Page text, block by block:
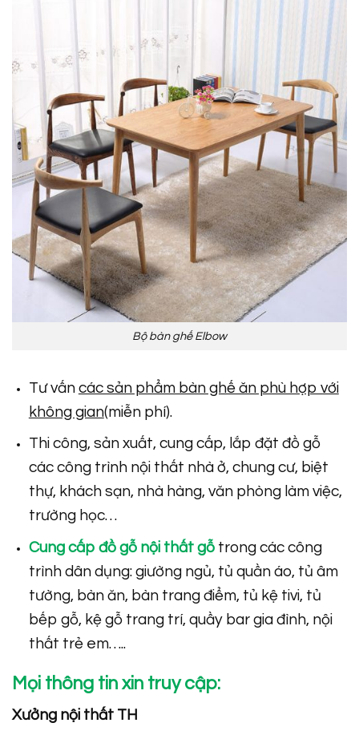
Bộ bàn ghế Elbow
Tư vấn các sản phẩm bàn ghế ăn phù hợp với
không gian(miễn phí).
Thi công, sản xuất, cung cấp, lắp đặt đồ gỗ
các công trình nội thất nhà ở, chung cư, biệt
thự, khách sạn, nhà hàng, văn phòng làm việc,
trường học…
Cung cấp đồ gỗ nội thất gỗtrong các công
trình dân dụng: giường ngủ, tủ quần áo, tủ âm
tường, bàn ăn, bàn trang điểm, tủ kệ tivi, tủ
bếp gỗ, kệ gỗ trang trí, quầy bar gia đình, nội
thất trẻ em…..
Mọi thông tin xin truy cập:
Xưởng nội thất TH